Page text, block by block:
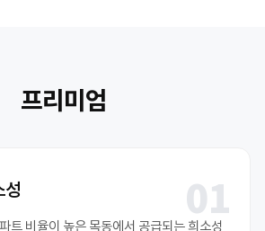
프리미엄
01
성
트 비율이 높은 목동에서 공급되는 희소성